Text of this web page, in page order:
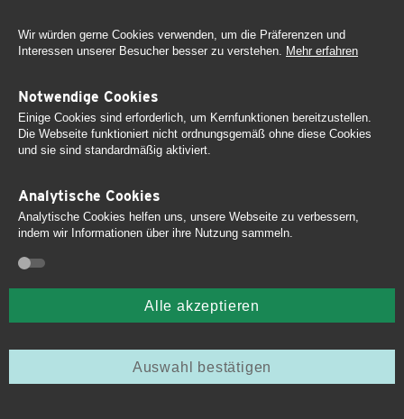
Spielplatzmobil –
Spielplatzkontrolle
sorgt für Sicherheit!
Home Spielplatz Erstabnahme
Wir würden gerne Cookies verwenden, um die Präferenzen und
Interessen unserer Besucher besser zu verstehen. Mehr erfahren
Notwendige Cookies
Einige Cookies sind erforderlich, um Kernfunktionen bereitzustellen.
Die Webseite funktioniert nicht ordnungsgemäß ohne diese Cookies
und sie sind standardmäßig aktiviert.
Analytische Cookies
Analytische Cookies helfen uns, unsere Webseite zu verbessern,
indem wir Informationen über ihre Nutzung sammeln.
Alle akzeptieren
Auswahl bestätigen